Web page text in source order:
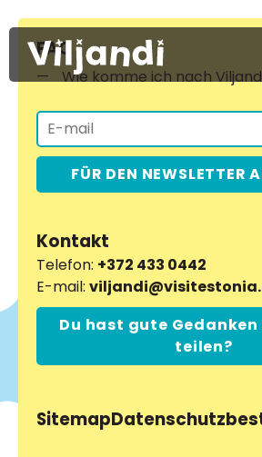
FAQ
Wie komme ich nach
FÜR DEN NEWSLETTER
Kontakt
Telefon: +372 433 0442
E-mail:
Du hast gute
teilen?
Sitemap